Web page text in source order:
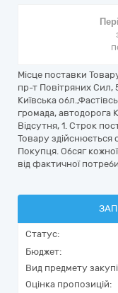
Місце поставки
пр-т Повітряних Сил,
Київська
громада, автодорога
Відсутня, 1. Строк
Товару здійснюється
Покупця. Обсяг
від фактичної
Статус:
Бюджет:
Вид предмету
Оцінка пропозицій: